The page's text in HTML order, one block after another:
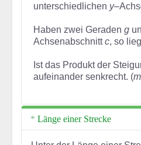
unterschiedlichen y
Haben zwei Geraden g
Achsenabschnittc, so
Ist das Produkt der
aufeinander senkrecht. (m
Länge einer Strecke